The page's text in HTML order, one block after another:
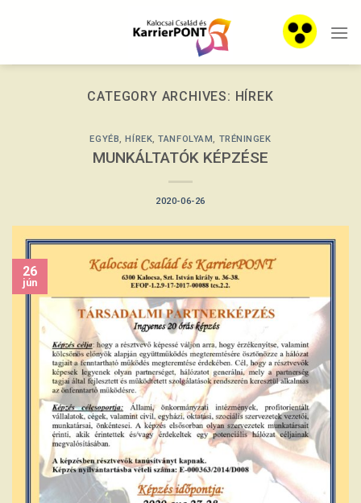
CATEGORY ARCHIVES: HÍREK
EGYÉB,HÍREK,TANFOLYAM, TRÉNINGEK
MUNKÁLTATÓK KÉPZÉSE
2020-06-26
26
jún